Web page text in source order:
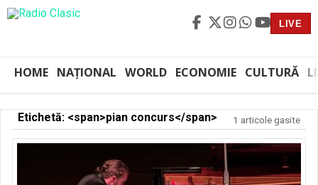
LIVE
HOME NAȚIONAL WORLD ECONOMIE CULTURĂ
Etichetă: <span>pian concurs</span> 1 articole gasite